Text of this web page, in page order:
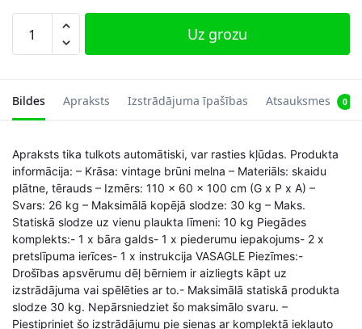
galds
110
x
x
100
cm.,
brūns/melns
daudzums
Uz grozu
Bildes Apraksts Izstrādājuma īpašības Atsauksmes 0
Apraksts tika tulkots automātiski, var rasties kļūdas. Produkta
informācija: – Krāsa: vintage brūni melna – Materiāls: skaidu
plātne, tērauds – Izmērs: 110 x 60 x 100 cm (G x P x A) –
Svars: 26 kg – Maksimālā kopējā slodze: 30 kg – Maks.
Statiskā slodze uz vienu plaukta līmeni: 10 kg Piegādes
komplekts:- 1 x bāra galds- 1 x piederumu iepakojums- 2 x
pretslīpuma ierīces- 1 x instrukcija VASAGLE Piezīmes:-
Drošības apsvērumu dēļ bērniem ir aizliegts kāpt uz
izstrādājuma vai spēlēties ar to.- Maksimālā statiskā produkta
slodze 30 kg. Nepārsniedziet šo maksimālo svaru. –
Piestipriniet šo izstrādājumu pie sienas ar komplektā iekļauto